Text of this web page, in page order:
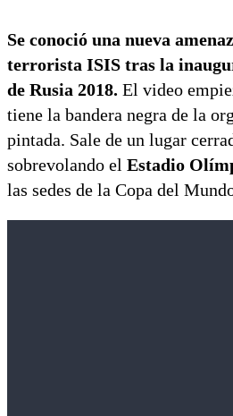
Se conoció una nueva
terrorista ISIS tras la
de Rusia 2018. El video
tiene la bandera negra de la
pintada. Sale de un lugar
sobrevolando el Estadio
las sedes de la Copa del